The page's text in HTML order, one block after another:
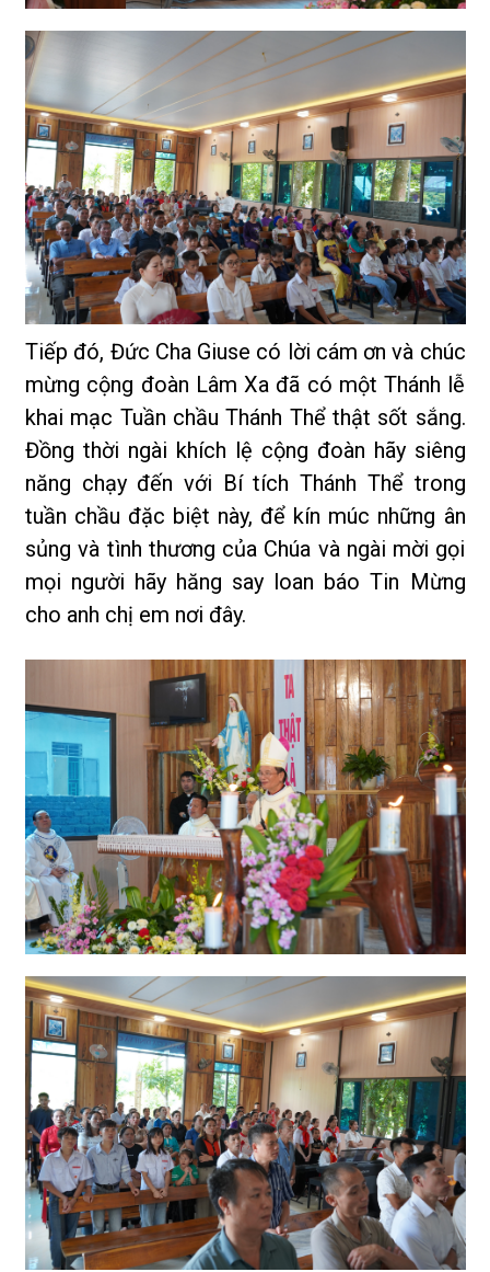
Tiếp đó, Đức Cha Giuse có lời cám ơn và chúc
mừng cộng đoàn Lâm Xa đã có một Thánh lễ
khai mạc Tuần chầu Thánh Thể thật sốt sắng.
Đồng thời ngài khích lệ cộng đoàn hãy siêng
năng chạy đến với Bí tích Thánh Thể trong
tuần chầu đặc biệt này, để kín múc những ân
sủng và tình thương của Chúa và ngài mời gọi
mọi người hãy hăng say loan báo Tin Mừng
cho anh chị em nơi đây.